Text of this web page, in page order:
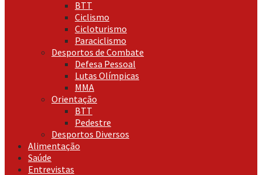
BTT
Ciclismo
Cicloturismo
Paraciclismo
Desportos de Combate
Defesa Pessoal
Lutas Olímpicas
MMA
Orientação
BTT
Pedestre
Desportos Diversos
Alimentação
Saúde
Entrevistas